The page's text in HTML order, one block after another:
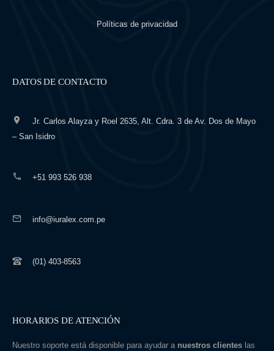
Políticas de privacidad
DATOS DE CONTACTO
Jr. Carlos Alayza y Roel 2635, Alt. Cdra. 3 de Av. Dos de Mayo
– San Isidro
+51 993 526 938
info@iuralex.com.pe
(01) 403-8563
HORARIOS DE ATENCIÓN
Nuestro soporte está disponible para ayudar a nuestros clientes las